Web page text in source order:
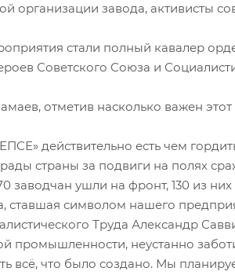
организации завода, активисты
стали полный кавалер
Советского Союза и
отметив насколько важен
действительно есть чем
страны за подвиги на полях
заводчан ушли на фронт, 130 из
ставшая символом нашего
Труда Александр
промышленности, неустанно
всё, что было создано. Мы